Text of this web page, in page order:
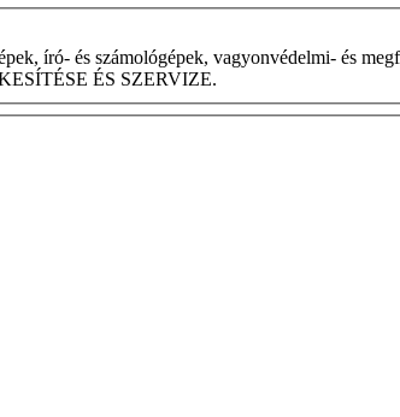
író- és számológépek, vagyonvédelmi- és
ÉS SZERVIZE.